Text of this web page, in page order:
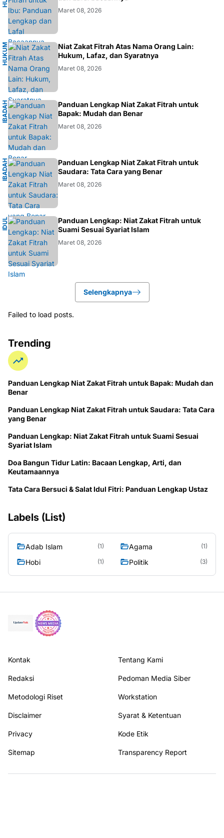
Maret 08, 2026
H
U
KU
M
I
S
L
AM
Niat Zakat Fitrah Atas Nama Orang Lain:
Hukum, Lafaz, dan Syaratnya
Maret 08, 2026
I
B
A
DA
H
I
S
L
AM
Panduan Lengkap Niat Zakat Fitrah untuk
Bapak: Mudah dan Benar
Maret 08, 2026
I
B
A
DA
H
I
S
L
AM
Panduan Lengkap Niat Zakat Fitrah untuk
Saudara: Tata Cara yang Benar
Maret 08, 2026
I
D
U
L
F
I
T
RI
Panduan Lengkap: Niat Zakat Fitrah untuk
Suami Sesuai Syariat Islam
Maret 08, 2026
Selengkapnya
Failed to load posts.
Trending
Panduan Lengkap Niat Zakat Fitrah untuk Bapak: Mudah dan
Benar
Panduan Lengkap Niat Zakat Fitrah untuk Saudara: Tata Cara
yang Benar
Panduan Lengkap: Niat Zakat Fitrah untuk Suami Sesuai
Syariat Islam
Doa Bangun Tidur Latin: Bacaan Lengkap, Arti, dan
Keutamaannya
Tata Cara Bersuci & Salat Idul Fitri: Panduan Lengkap Ustaz
Labels (List)
Adab Islam (1) Agama (1)
Hobi (1) Politik (3)
Kontak Tentang Kami
Redaksi Pedoman Media Siber
Metodologi Riset Workstation
Disclaimer Syarat & Ketentuan
Privacy Kode Etik
Sitemap Transparency Report